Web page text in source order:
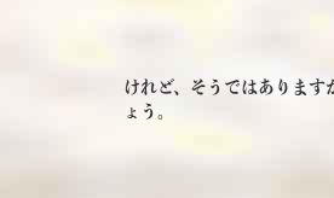
けれど、そうではあります
ょう。